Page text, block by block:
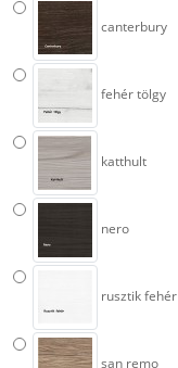
canterbury
fehér tölgy
katthult
nero
rusztik fehér
san remo